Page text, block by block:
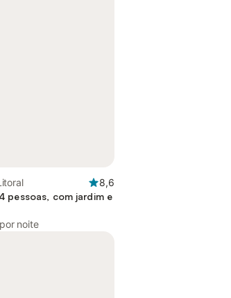
8,6
pessoas, com jardim e
noite